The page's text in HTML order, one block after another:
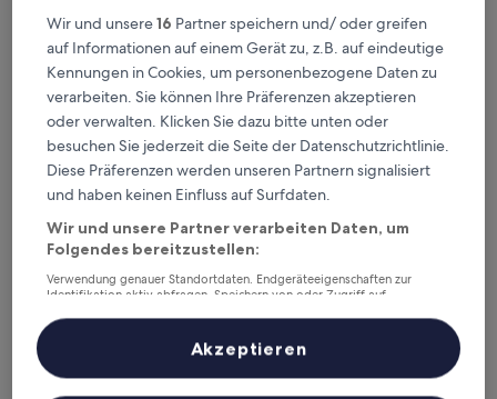
beträgt
53 €
inkl. Steuern & Gebühren
22. Aug.–23. Aug.
Shama Serviced Apartments Zijingang
Hangzhou
Shama Serviced Apartments Zijingang Hangzhou
Shama Serviced Apartments Zijingang Hangzhou
Wir und unsere16 Partner speichern und/ oder greifen
auf Informationen auf einem Gerät zu, z.B. auf eindeutige
Kennungen in Cookies, um personenbezogene Daten zu
verarbeiten. Sie können Ihre Präferenzen akzeptieren
oder verwalten. Klicken Sie dazu bitte unten oder
besuchen Sie jederzeit die Seite der Datenschutzrichtlinie.
Diese Präferenzen werden unseren Partnern signalisiert
und haben keinen Einfluss auf Surfdaten.
Wir und unsere Partner verarbeiten Daten, um
Folgendes bereitzustellen:
Verwendung genauer Standortdaten. Endgeräteeigenschaften zur
Identifikation aktiv abfragen. Speichern von oder Zugriff auf
Inhalte, Messung von Werbeleistung und der Performance von Inhalten,
Zielgruppenforschung sowie Entwicklung und Verbesserung von
Liste der Partner (Lieferanten)
Akzeptieren